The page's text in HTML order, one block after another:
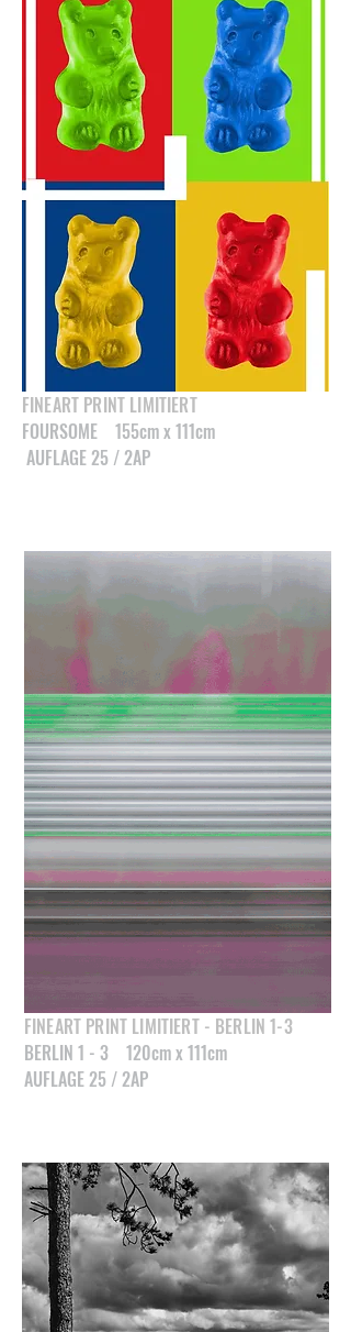
FINEART PRINT LIMITIERT
FOURSOME 155cm x 111cm
AUFLAGE 25 / 2AP
FINEART PRINT LIMITIERT - BERLIN 1-3
BERLIN 1 - 3 120cm x 111cm
AUFLAGE 25 / 2AP